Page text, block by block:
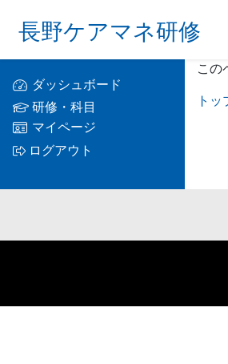
長野ケアマネ研修
ダッシュボード
研修・科目
マイページ
ログアウト
この
ト